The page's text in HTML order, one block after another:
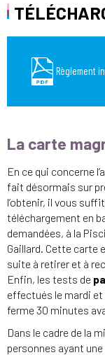
Règlement
La carte
En ce qui concerne
fait désormais sur
l’obtenir, il vous
téléchargement en
demandées, à la
Gaillard. Cette carte
suite à retirer et à
Enfin, les tests de
effectués le mardi et
ferme 30 minutes
Dans le cadre de la
personnes ayant